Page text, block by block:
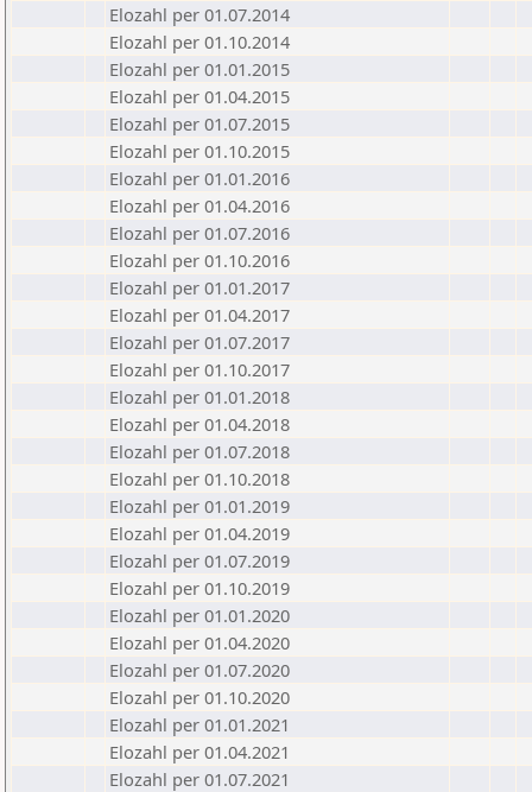
Elozahl per 01.07.2014
Elozahl per 01.10.2014
Elozahl per 01.01.2015
Elozahl per 01.04.2015
Elozahl per 01.07.2015
Elozahl per 01.10.2015
Elozahl per 01.01.2016
Elozahl per 01.04.2016
Elozahl per 01.07.2016
Elozahl per 01.10.2016
Elozahl per 01.01.2017
Elozahl per 01.04.2017
Elozahl per 01.07.2017
Elozahl per 01.10.2017
Elozahl per 01.01.2018
Elozahl per 01.04.2018
Elozahl per 01.07.2018
Elozahl per 01.10.2018
Elozahl per 01.01.2019
Elozahl per 01.04.2019
Elozahl per 01.07.2019
Elozahl per 01.10.2019
Elozahl per 01.01.2020
Elozahl per 01.04.2020
Elozahl per 01.07.2020
Elozahl per 01.10.2020
Elozahl per 01.01.2021
Elozahl per 01.04.2021
Elozahl per 01.07.2021